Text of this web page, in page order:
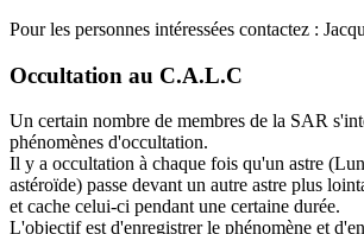
Pour les personnes intéressées contactez :
Occultation au C.A.L.C
Un certain nombre de membres de la SAR
phénomènes d'occultation.
Il y a occultation à chaque fois qu'un astre
astéroïde) passe devant un autre astre plus
et cache celui-ci pendant une certaine durée.
L'objectif est d'enregistrer le phénomène et